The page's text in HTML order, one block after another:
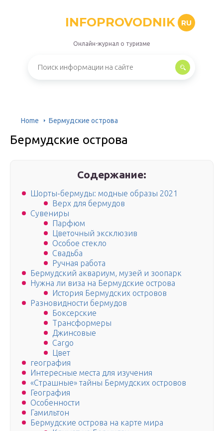
INFOPROVODNIK RU
Онлайн-журнал о туризме
Home Бермудские острова
Бермудские острова
Содержание:
Шорты-бермуды: модные образы 2021
Верх для бермудов
Сувениры
Парфюм
Цветочный эксклюзив
Особое стекло
Свадьба
Ручная работа
Бермудский аквариум, музей и зоопарк
Нужна ли виза на Бермудские острова
История Бермудских островов
Разновидности бермудов
Боксерские
Трансформеры
Джинсовые
Сargo
Цвет
география
Интересные места для изучения
«Страшные» тайны Бермудских островов
География
Особенности
Гамильтон
Бермудские острова на карте мира